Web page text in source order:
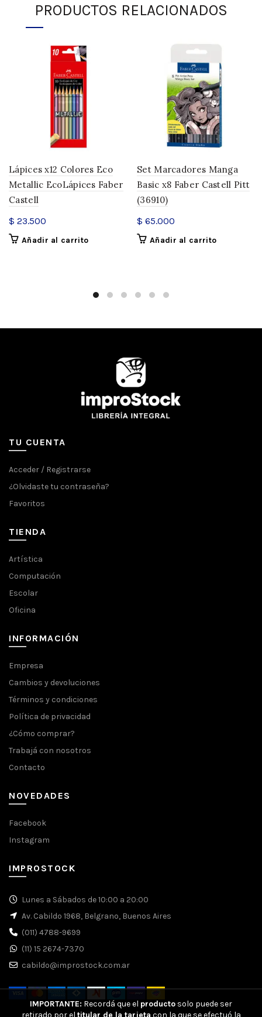
PRODUCTOS RELACIONADOS
Lápices x12 Colores Eco
Metallic EcoLápices Faber
Castell
$ 23.500
Añadir al carrito
Set Marcadores Manga
Basic x8 Faber Castell Pitt
(36910)
$ 65.000
Añadir al carrito
TU CUENTA
Acceder / Registrarse
¿Olvidaste tu contraseña?
Favoritos
TIENDA
Artística
Computación
Escolar
Oficina
INFORMACIÓN
Empresa
Cambios y devoluciones
Términos y condiciones
Política de privacidad
¿Cómo comprar?
Trabajá con nosotros
Contacto
NOVEDADES
Facebook
Instagram
IMPROSTOCK
Lunes a Sábados de 10:00 a 20:00
Av. Cabildo 1968, Belgrano, Buenos Aires
(011) 4788-9699
(11) 15 2674-7370
cabildo@improstock.com.ar
IMPORTANTE: Recordá que el producto solo puede ser
retirado por el titular de la tarjeta con la que se efectuó la